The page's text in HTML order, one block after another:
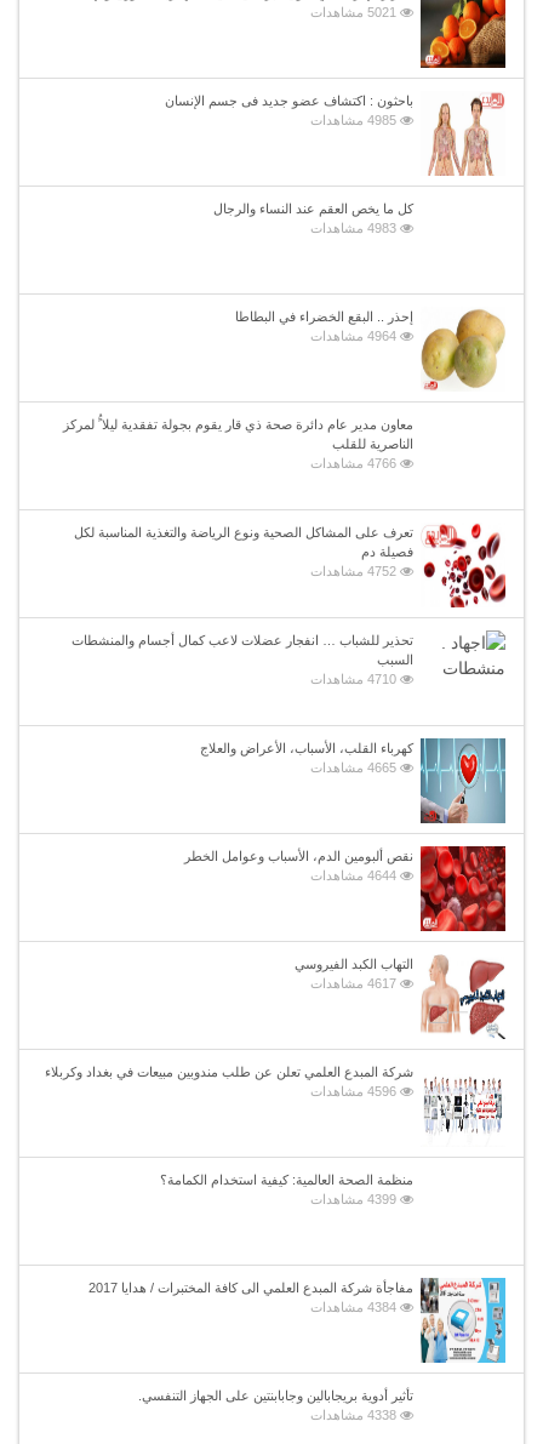
5021 مشاهدات
باحثون : اكتشاف عضو جديد فى جسم الإنسان
4985 مشاهدات
كل ما يخص العقم عند النساء والرجال
4983 مشاهدات
إحذر .. البقع الخضراء في البطاطا
4964 مشاهدات
معاون مدير عام دائرة صحة ذي قار يقوم بجولة تفقدية ليلا ًُ لمركز
الناصرية للقلب
4766 مشاهدات
تعرف على المشاكل الصحية ونوع الرياضة والتغذية المناسبة لكل
فصيلة دم
4752 مشاهدات
تحذير للشباب … انفجار عضلات لاعب كمال أجسام والمنشطات
السبب
4710 مشاهدات
كهرباء القلب، الأسباب، الأعراض والعلاج
4665 مشاهدات
نقص ألبومين الدم، الأسباب وعوامل الخطر
4644 مشاهدات
التهاب الكبد الفيروسي
4617 مشاهدات
شركة المبدع العلمي تعلن عن طلب مندوبين مبيعات في بغداد وكربلاء
4596 مشاهدات
منظمة الصحة العالمية: كيفية استخدام الكمامة؟
4399 مشاهدات
مفاجأة شركة المبدع العلمي الى كافة المختبرات / هدايا 2017
4384 مشاهدات
تأثير أدوية بريجابالين وجابابنتين على الجهاز التنفسي.
4338 مشاهدات